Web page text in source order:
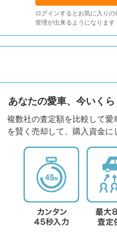
ログインするとお気に入り
管理が出来るようになります
あなたの愛車、今いくら
複数社の査定額を比較して
を賢く売却して、購入資金に